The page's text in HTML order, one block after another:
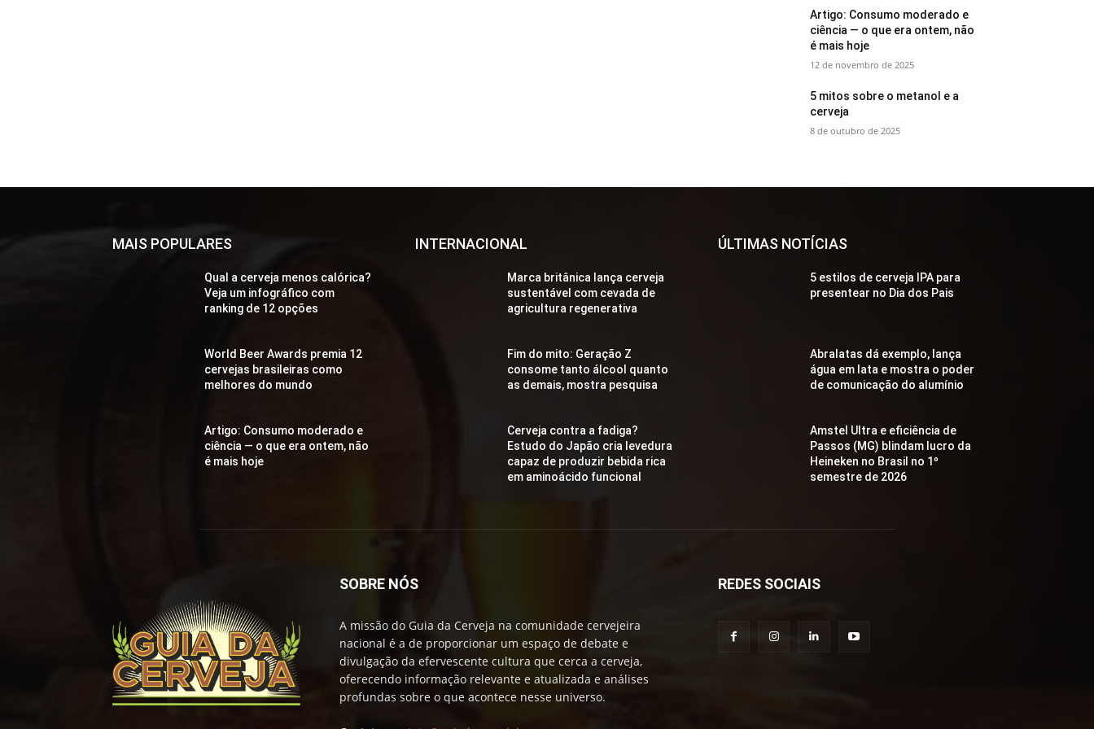
Artigo: Consumo moderado e
ciência — o que era ontem, não
é mais hoje
12 de novembro de 2025
5 mitos sobre o metanol e a
cerveja
8 de outubro de 2025
MAIS POPULARES
Qual a cerveja menos calórica?
Veja um infográfico com
ranking de 12 opções
World Beer Awards premia 12
cervejas brasileiras como
melhores do mundo
Artigo: Consumo moderado e
ciência — o que era ontem, não
é mais hoje
INTERNACIONAL
Marca britânica lança cerveja
sustentável com cevada de
agricultura regenerativa
Fim do mito: Geração Z
consome tanto álcool quanto
as demais, mostra pesquisa
Cerveja contra a fadiga?
Estudo do Japão cria levedura
capaz de produzir bebida rica
em aminoácido funcional
ÚLTIMAS NOTÍCIAS
5 estilos de cerveja IPA para
presentear no Dia dos Pais
Abralatas dá exemplo, lança
água em lata e mostra o poder
de comunicação do alumínio
Amstel Ultra e eficiência de
Passos (MG) blindam lucro da
Heineken no Brasil no 1º
semestre de 2026
SOBRE NÓS
A missão do Guia da Cerveja na comunidade cervejeira
nacional é a de proporcionar um espaço de debate e
divulgação da efervescente cultura que cerca a cerveja,
oferecendo informação relevante e atualizada e análises
profundas sobre o que acontece nesse universo.
REDES SOCIAIS